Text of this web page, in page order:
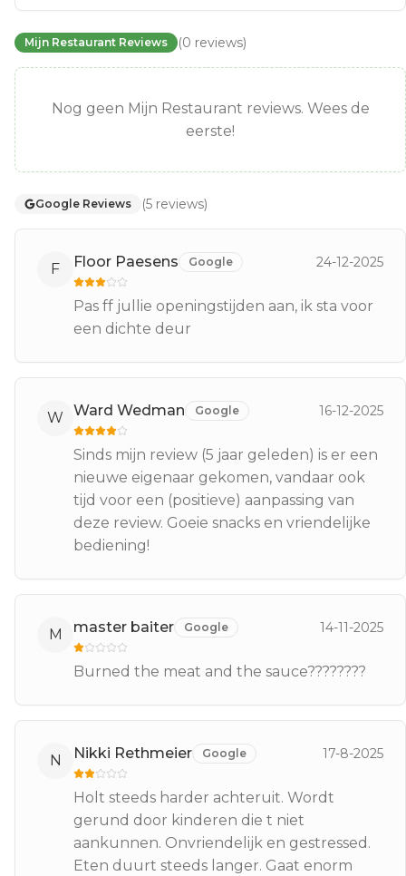
Mijn Restaurant Reviews (0 reviews)
Nog geen Mijn Restaurant reviews. Wees de
eerste!
Google Reviews (5 reviews)
F Floor Paesens Google 24-12-2025
Pas ff jullie openingstijden aan, ik sta voor
een dichte deur
W Ward Wedman Google 16-12-2025
Sinds mijn review (5 jaar geleden) is er een
nieuwe eigenaar gekomen, vandaar ook
tijd voor een (positieve) aanpassing van
deze review. Goeie snacks en vriendelijke
bediening!
M master baiter Google 14-11-2025
Burned the meat and the sauce????????
N Nikki Rethmeier Google 17-8-2025
Holt steeds harder achteruit. Wordt
gerund door kinderen die t niet
aankunnen. Onvriendelijk en gestressed.
Eten duurt steeds langer. Gaat enorm